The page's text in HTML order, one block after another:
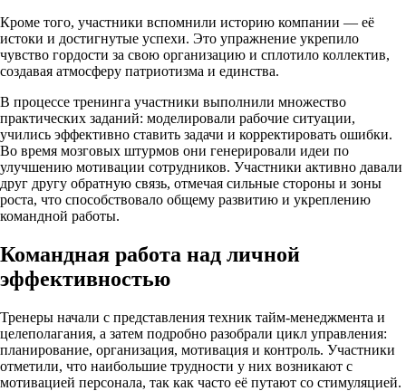
Кроме того, участники вспомнили историю компании — её
истоки и достигнутые успехи. Это упражнение укрепило
чувство гордости за свою организацию и сплотило коллектив,
создавая атмосферу патриотизма и единства.
В процессе тренинга участники выполнили множество
практических заданий: моделировали рабочие ситуации,
учились эффективно ставить задачи и корректировать ошибки.
Во время мозговых штурмов они генерировали идеи по
улучшению мотивации сотрудников. Участники активно давали
друг другу обратную связь, отмечая сильные стороны и зоны
роста, что способствовало общему развитию и укреплению
командной работы.
Командная работа над личной
эффективностью
Тренеры начали с представления техник тайм-менеджмента и
целеполагания, а затем подробно разобрали цикл управления:
планирование, организация, мотивация и контроль. Участники
отметили, что наибольшие трудности у них возникают с
мотивацией персонала, так как часто её путают со стимуляцией.